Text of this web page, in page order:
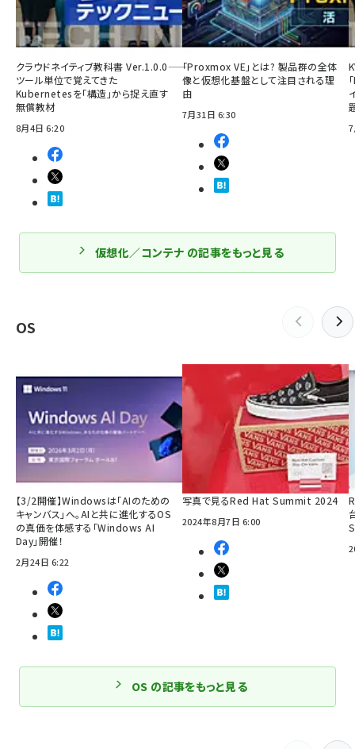
クラウドネイティブ教科書 Ver.1.0.0――
ツール単位で覚えてきた
Kubernetesを「構造」から捉え直す
無償教材
8月4日 6:20
「Proxmox VE」とは? 製品群の全体
像と仮想化基盤として注目される理
由
7月31日 6:30
仮想化／コンテナ の記事をもっと見る
OS
【3/2開催】Windowsは「AIのための
キャンバス」へ。AIと共に進化するOS
の真価を体感する「Windows AI
Day」開催！
2月24日 6:22
写真で見るRed Hat Summit 2024
2024年8月7日 6:00
OS の記事をもっと見る